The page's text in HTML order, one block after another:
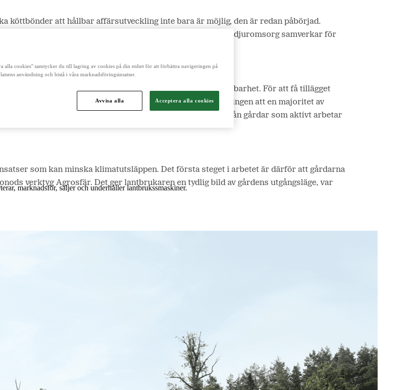
ledande aktör inom lantbruk, maskin, bioenergi och livsmedel.
marknadsför, säljer och underhåller lantbrukssmaskiner.
köttbönder att hållbar affärsutveckling inte bara är möjlig, den är redan påbörjad.
i Sverige, där klimat, biologisk mångfald och djuromsorg samverkar för
incitament för gårdar att både mäta och förbättra sin hållbarhet. För att få tillägget
mångfald och djuromsorg. Ett år senare visar uppföljningen att en majoritet av
det kött, både nöt och fläsk, som Scan köper in kommer från gårdar som aktivt arbetar
som kan minska klimatutsläppen. Det första steget i arbetet är därför att gårdarna
verktyg Agrosfär. Det ger lantbrukaren en tydlig bild av gårdens utgångsläge, var
alla cookies" samtycker du till lagring av cookies på din enhet för att förbättra navigeringen på
användning och bistå i våra marknadsföringsinsatser.
Avvisa alla Acceptera alla cookies